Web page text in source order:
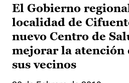
El Gobierno
localidad de
nuevo Centro de
mejorar la atención
sus vecinos